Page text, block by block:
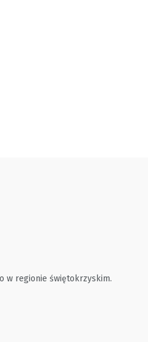
w regionie świętokrzyskim.